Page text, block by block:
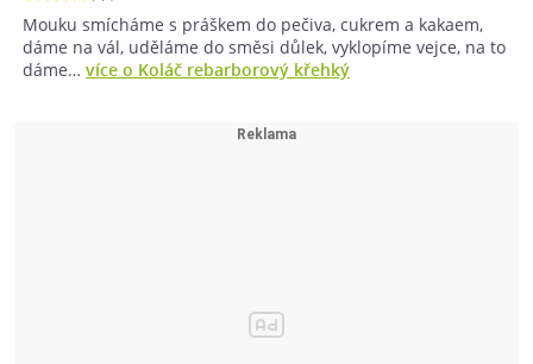
Mouku smícháme s práškem do pečiva, cukrem a kakaem,
dáme na vál, uděláme do směsi důlek, vyklopíme vejce, na to
dáme… více o Koláč rebarborový křehký